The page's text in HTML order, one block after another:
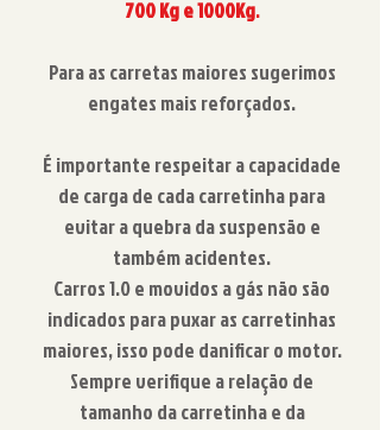
700 Kg e 1000Kg.
Para as carretas maiores sugerimos
engates mais reforçados.
É importante respeitar a capacidade
de carga de cada carretinha para
evitar a quebra da suspensão e
também acidentes.
Carros 1.0 e movidos a gás não são
indicados para puxar as carretinhas
maiores, isso pode danificar o motor.
Sempre verifique a relação de
tamanho da carretinha e da